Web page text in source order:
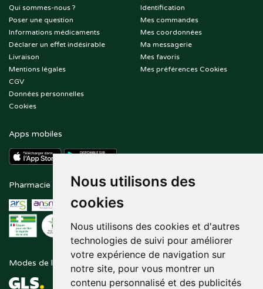
Nous utilisons des
cookies
Nous utilisons des cookies et d'autres
technologies de suivi pour améliorer
votre expérience de navigation sur
notre site, pour vous montrer un
contenu personnalisé et des publicités
Qui sommes-nous ?
Poser une question
Informations médicaments
Déclarer un effet indésirable
Livraison
Mentions légales
CGV
Données personnelles
Cookies
Identification
Mes commandes
Mes coordonnées
Ma messagerie
Mes favoris
Mes préférences Cookies
Apps mobiles
Pharmacie en ligne agréée Paiement sécurisé
Modes de livraison Suivez-nous sur